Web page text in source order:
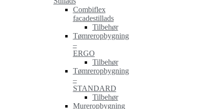
Combiflex
facadestillads
Tilbehør
Tømreropbygning
–
ERGO
Tilbehør
Tømreropbygning
–
STANDARD
Tilbehør
Mureropbygning